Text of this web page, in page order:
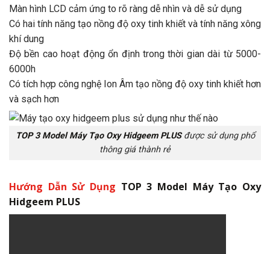
Màn hình LCD cảm ứng to rõ ràng dễ nhìn và dễ sử dụng
Có hai tính năng tạo nồng độ oxy tinh khiết và tính năng xông
khí dung
Độ bền cao hoạt động ổn định trong thời gian dài từ 5000-
6000h
Có tích hợp công nghệ Ion Âm tạo nồng độ oxy tinh khiết hơn
và sạch hơn
TOP 3 Model Máy Tạo Oxy Hidgeem PLUS được sử dụng phổ
thông giá thành rẻ
Hướng Dẫn Sử Dụng TOP 3 Model Máy Tạo Oxy
Hidgeem PLUS